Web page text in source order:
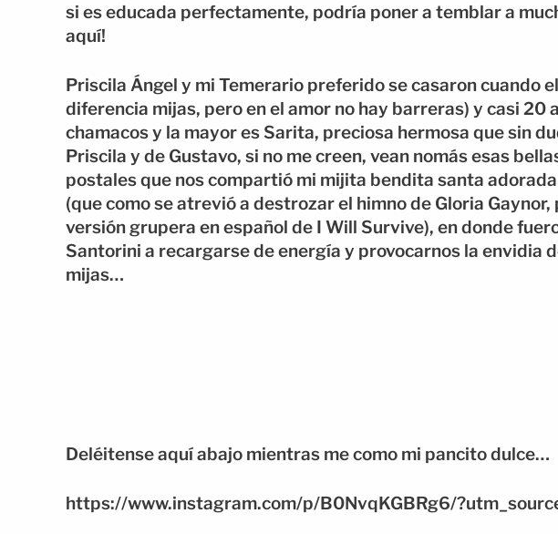
si es educada perfectamente, podría poner a temblar a
aquí!
Priscila Ángel y mi Temerario preferido se casaron cuando
diferencia mijas, pero en el amor no hay barreras) y casi 20
chamacos y la mayor es Sarita, preciosa hermosa que sin
Priscila y de Gustavo, si no me creen, vean nomás esas
postales que nos compartió mi mijita bendita santa
(que como se atrevió a destrozar el himno de Gloria
versión grupera en español de I Will Survive), en donde
Santorini a recargarse de energía y provocarnos la envidia
mijas…
Deléitense aquí abajo mientras me como mi pancito dulce…
https://www.instagram.com/p/B0NvqKGBRg6/